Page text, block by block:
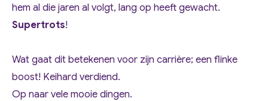
hem al die jaren al volgt, lang op heeft gewacht.
Supertrots!
Wat gaat dit betekenen voor zijn carrière; een flinke
boost! Keihard verdiend.
Op naar vele mooie dingen.